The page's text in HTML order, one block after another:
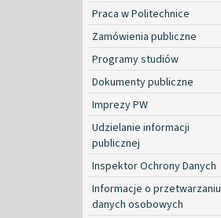
Praca w Politechnice
Zamówienia publiczne
Programy studiów
Dokumenty publiczne
Imprezy PW
Udzielanie informacji
publicznej
Inspektor Ochrony Danych
Informacje o przetwarzaniu
danych osobowych